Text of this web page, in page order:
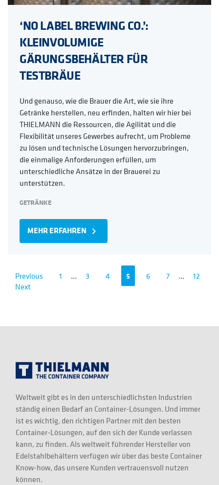
‘NO LABEL BREWING CO.’:
KLEINVOLUMIGE
GÄRUNGSBEHÄLTER FÜR
TESTBRÄUE
Und genauso, wie die Brauer die Art, wie sie ihre
Getränke herstellen, neu erfinden, halten wir hier bei
THIELMANN die Ressourcen, die Agilität und die
Flexibilität unseres Gewerbes aufrecht, um Probleme
zu lösen und technische Lösungen hervorzubringen,
die einmalige Anforderungen erfüllen, um
unterschiedliche Ansätze in der Brauerei zu
unterstützen.
GETRÄNKE
MEHR ERFAHREN navigate_next
Previous 1 ... 3 4 5 6 7 ...
12
Next
Weltweit gibt es in den unterschiedlichsten Industrien
ständig einen Bedarf an Container-Lösungen. Und immer
ist es wichtig, den richtigen Partner mit den besten
Container-Lösungen, auf den sich der Kunde verlassen
kann, zu finden. Als weltweit führender Hersteller von
Edelstahlbehältern verfügen wir über das beste Container
Know-how, das unsere Kunden vertrauensvoll nutzen
können.